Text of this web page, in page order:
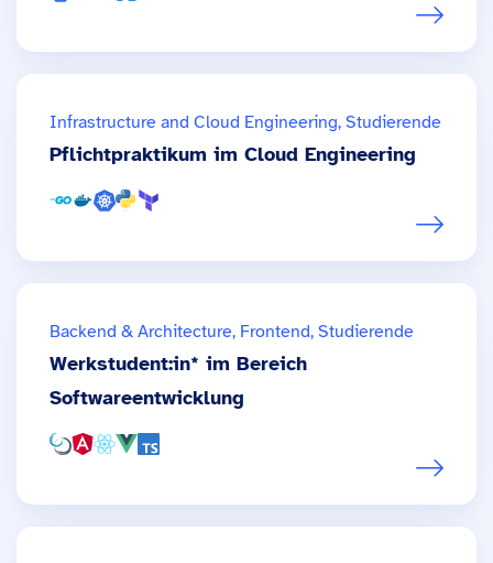
Infrastructure and Cloud Engineering, Studierende
Pflichtpraktikum im Cloud Engineering
Backend & Architecture, Frontend, Studierende
Werkstudent:in* im Bereich
Softwareentwicklung